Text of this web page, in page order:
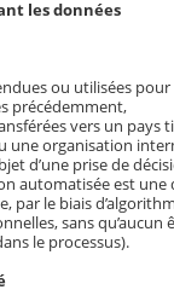
les données
ou utilisées
précédemment,
vers un pays
une organisation
d’une prise de
automatisée est une
par le biais
sans qu’aucun
le processus).